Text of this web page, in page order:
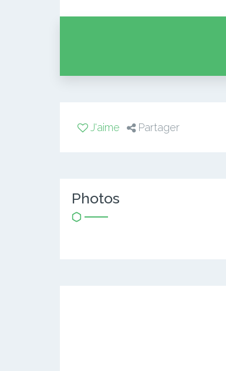
J'aime Partager
Photos